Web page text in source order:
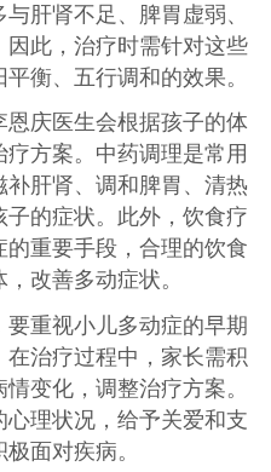
肝肾不足、脾胃虚弱、
此，治疗时需针对这些
衡、五行调和的效果。
庆医生会根据孩子的体
方案。中药调理是常用
肝肾、调和脾胃、清热
的症状。此外，饮食疗
重要手段，合理的饮食
改善多动症状。
重视小儿多动症的早期
治疗过程中，家长需积
变化，调整治疗方案。
心理状况，给予关爱和支
面对疾病。